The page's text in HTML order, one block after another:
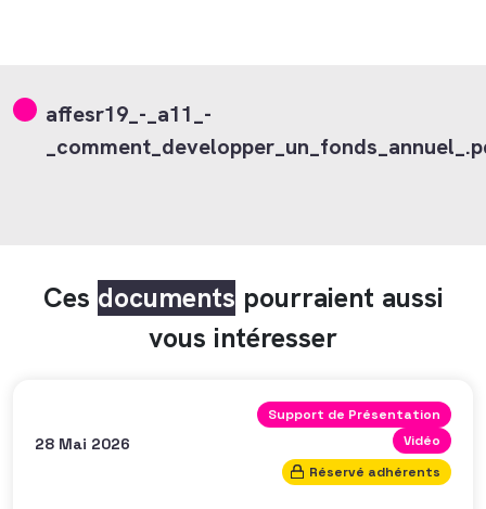
affesr19_-_a11_-
Ces documents pourraient aussi
vous intéresser
28 Mai 2026
Support de Présentation
Vidéo
Réservé adhérents